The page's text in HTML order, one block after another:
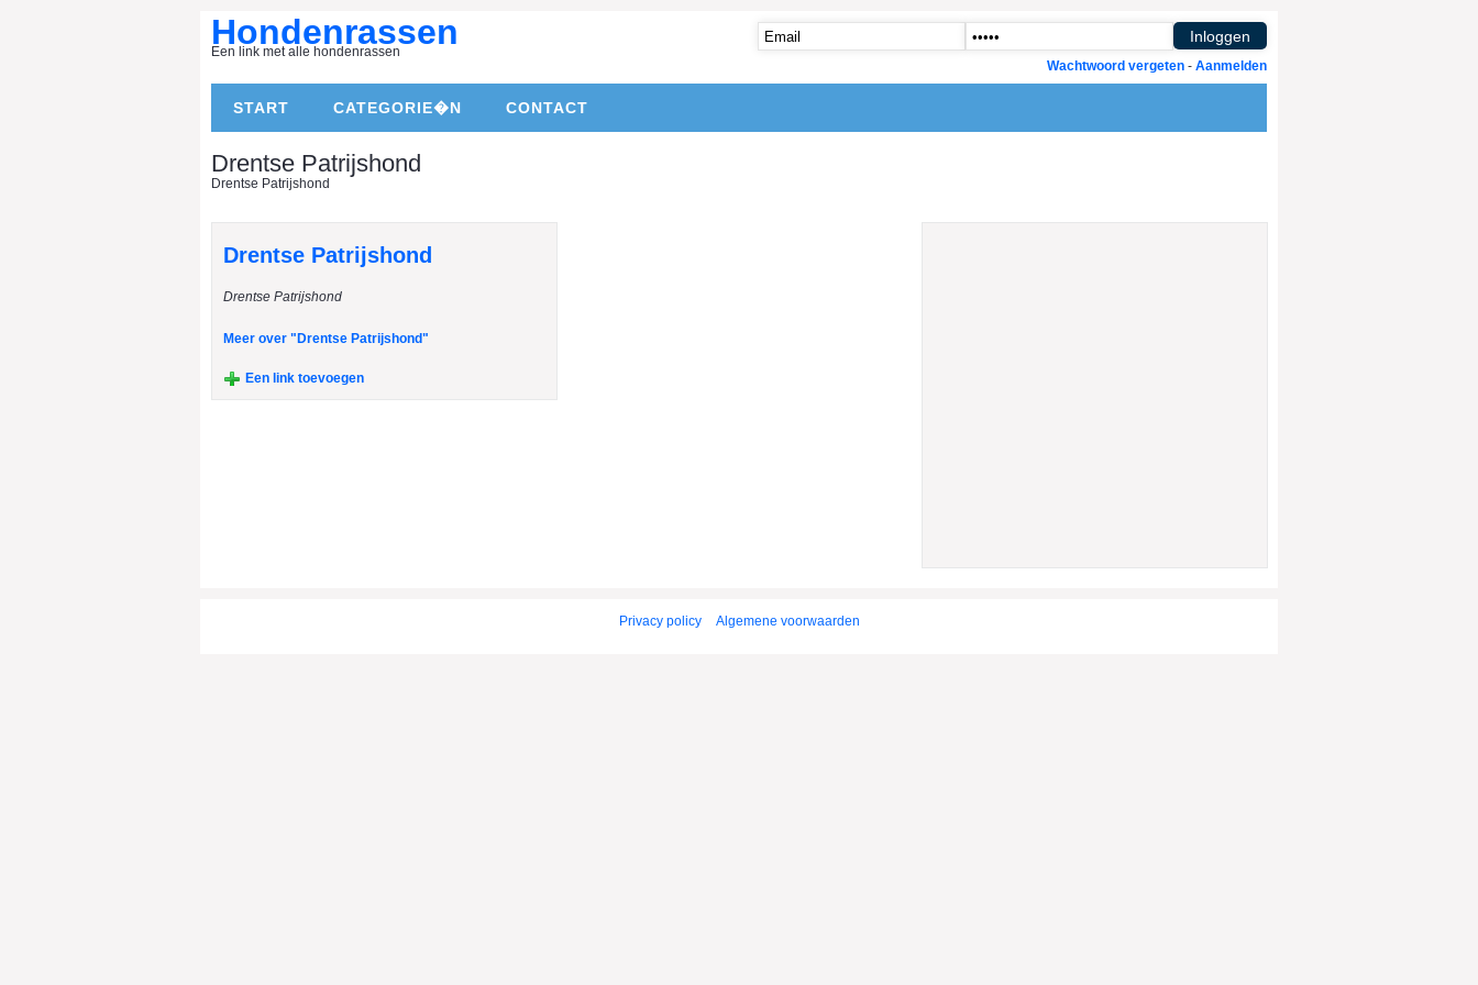
Hondenrassen
Een link met alle hondenrassen
START CATEGORIE�N CONTACT
Wachtwoord vergeten - Aanmelden
Drentse Patrijshond
Drentse Patrijshond
Drentse Patrijshond
Drentse Patrijshond
Meer over "Drentse Patrijshond"
Een link toevoegen
Privacy policy Algemene voorwaarden